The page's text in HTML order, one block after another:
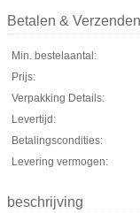
Betalen &
Min. bestelaantal:
Prijs:
Verpakking Details:
Levertijd:
Betalingscondities:
Levering vermogen:
beschrijving